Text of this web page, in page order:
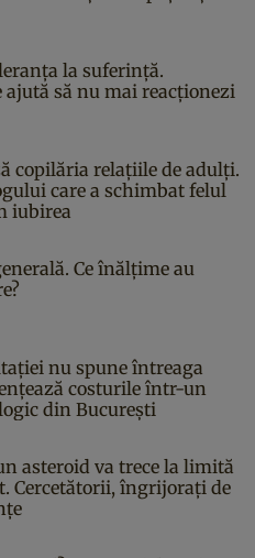
la suferință.
ajută să nu mai reacționezi
copilăria relațiile de adulți.
care a schimbat felul
iubirea
Ce înălțime au
nu spune întreaga
costurile într-un
din București
asteroid va trece la limită
Cercetătorii, îngrijorați de